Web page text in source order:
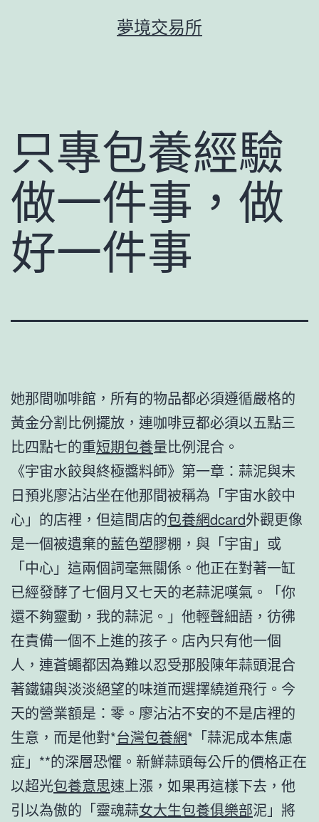
夢境交易所
只專包養經驗
做一件事，做
好一件事
她那間咖啡館，所有的物品都必須遵循嚴格的
黃金分割比例擺放，連咖啡豆都必須以五點三
比四點七的重短期包養量比例混合。
《宇宙水餃與終極醬料師》第一章：蒜泥與末
日預兆廖沾沾坐在他那間被稱為「宇宙水餃中
心」的店裡，但這間店的包養網dcard外觀更像
是一個被遺棄的藍色塑膠棚，與「宇宙」或
「中心」這兩個詞毫無關係。他正在對著一缸
已經發酵了七個月又七天的老蒜泥嘆氣。「你
還不夠靈動，我的蒜泥。」他輕聲細語，彷彿
在責備一個不上進的孩子。店內只有他一個
人，連蒼蠅都因為難以忍受那股陳年蒜頭混合
著鐵鏽與淡淡絕望的味道而選擇繞道飛行。今
天的營業額是：零。廖沾沾不安的不是店裡的
生意，而是他對*台灣包養網*「蒜泥成本焦慮
症」**的深層恐懼。新鮮蒜頭每公斤的價格正在
以超光包養意思速上漲，如果再這樣下去，他
引以為傲的「靈魂蒜女大生包養俱樂部泥」將